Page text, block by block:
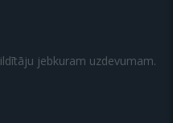
jebkuram uzdevumam.